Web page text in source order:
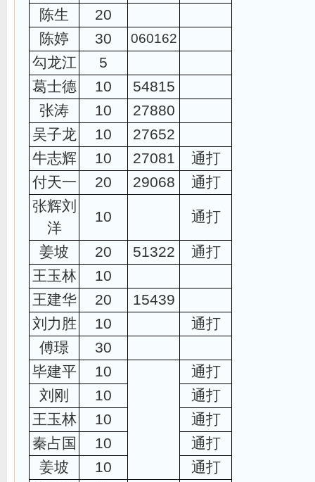
陈生
20
陈婷
30 060162
勾龙江
5
葛士德
10
54815
张涛
10
27880
吴子龙
10
27652
牛志辉
10 27081
通打
付天一
20 29068
通打
张辉刘
洋
10 通打
姜坡 20 51322
通打
王玉林
10
王建华
20
15439
刘力胜
10
通打
傅璟
30
毕建平
10
通打
刘刚
10
通打
王玉林
10
通打
秦占国
10
通打
姜坡
10
通打